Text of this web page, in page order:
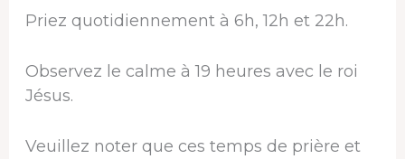
Priez quotidiennement à 6h, 12h et 22h.
Observez le calme à 19 heures avec le roi
Jésus.
Veuillez noter que ces temps de prière et